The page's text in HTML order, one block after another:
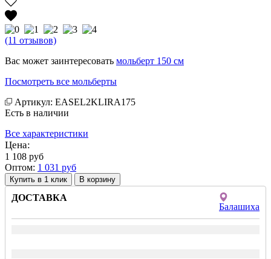
(11 отзывов)
Вас может заинтересовать мольберт 150 см
Посмотреть все мольберты
Артикул: EASEL2KLIRA175
Есть в наличии
Все характеристики
Цена:
1 108 руб
Оптом: 1 031 руб
Купить в 1 клик
ДОСТАВКА
Балашиха